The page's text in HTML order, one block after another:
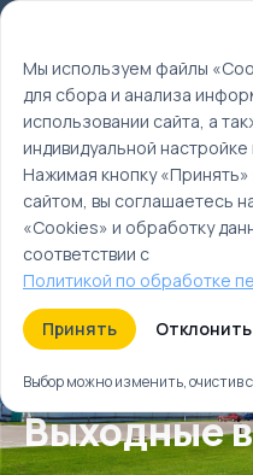
Главная
Туры
Выходные в Тобольске
Выходные
Мы используем файлы
для сбора и анализа
использовании сайта, а
индивидуальной
Нажимая кнопку
сайтом, вы соглашаетесь
«Cookies» и обработку
соответствии с
Политикой по обработке
Принять Отклонить
Выбор можно изменить, очистив